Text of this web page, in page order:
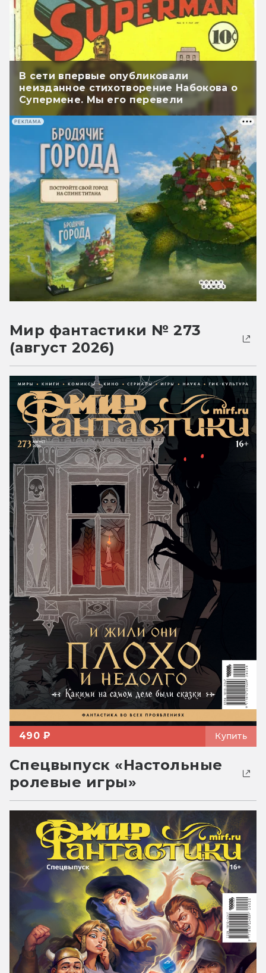
В сети впервые опубликовали
неизданное стихотворение Набокова о
Супермене. Мы его перевели
РЕКЛАМА
Мир фантастики № 273
(август 2026)
490 ₽ Купить
Спецвыпуск «Настольные
ролевые игры»